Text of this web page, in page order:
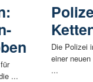
...
Die Polizei
einer
...